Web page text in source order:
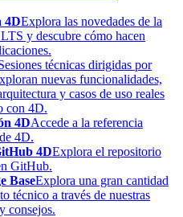
4DExplora las novedades de la
y descubre cómo hacen
técnicas dirigidas por
nuevas funcionalidades,
y casos de uso reales
con 4D.
4DAccede a la referencia
4D.
4DExplora el repositorio
GitHub.
BaseExplora una gran cantidad
técnico a través de nuestras
consejos.